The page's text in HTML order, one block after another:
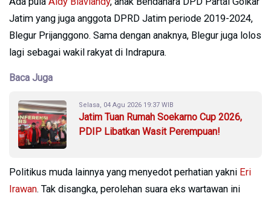
Jatim yang juga anggota DPRD Jatim periode 2019-2024,
Blegur Prijanggono. Sama dengan anaknya, Blegur juga lolos
lagi sebagai wakil rakyat di Indrapura.
Baca Juga
Selasa, 04 Agu 2026 19:37 WIB
Jatim Tuan Rumah Soekarno Cup 2026,
PDIP Libatkan Wasit Perempuan!
Politikus muda lainnya yang menyedot perhatian yakni Eri
Irawan. Tak disangka, perolehan suara eks wartawan ini